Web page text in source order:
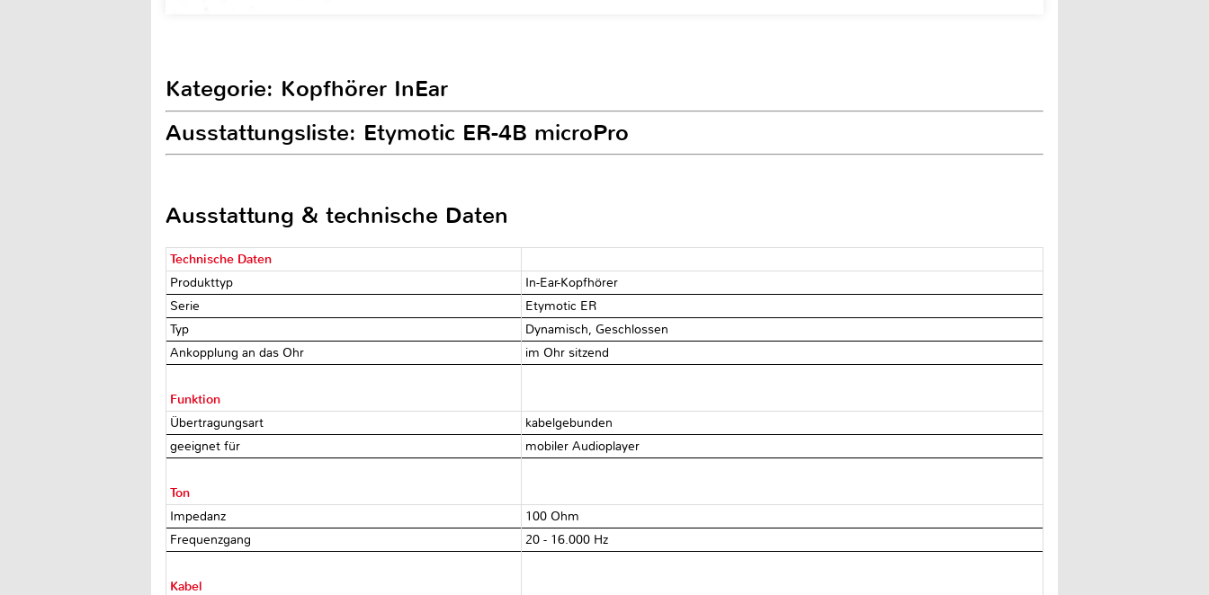
Kategorie: Kopfhörer InEar
Ausstattungsliste: Etymotic ER-4B microPro
Ausstattung & technische Daten
Technische Daten
Produkttyp
In-Ear-Kopfhörer
Serie
Etymotic ER
Typ
Dynamisch, Geschlossen
Ankopplung an das Ohr
im Ohr sitzend
Funktion
Übertragungsart
kabelgebunden
geeignet für
mobiler Audioplayer
Ton
Impedanz
100 Ohm
Frequenzgang
20 - 16.000 Hz
Kabel